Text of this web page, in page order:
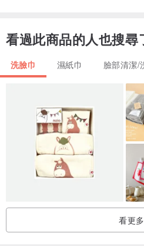
• 採用100%醫療級水針布，天然純
• 棉質纖細柔軟、觸感輕柔、不傷肌膚
• 採無塵自動包裝。無刺激性，安全
• 捲筒量多型，易撕又防水、防塵
【品質認證】
• 通過SGS可遷移性螢光劑及甲醛安
• 通過皮膚刺激及過敏性測試，呵護
• 尺寸 20cm x 20cm
看過此商品的人也搜尋
洗臉巾 濕紙巾 臉部清潔/
看更多